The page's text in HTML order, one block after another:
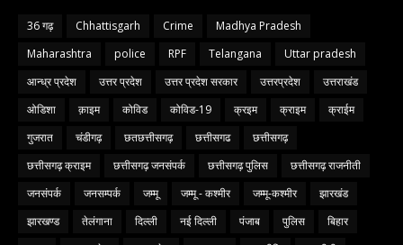
36 गढ़ Chhattisgarh Crime
Madhya Pradesh
Maharashtra
police RPF Telangana
Uttar pradesh
आन्ध्र प्रदेश
उत्तर प्रदेश उत्तर प्रदेश सरकार उत्तरप्रदेश
उत्तराखंड
ओडिशा
क़ाइम कोविड कोविड-19 क्रइम क्राइम
क्राईम
गुजरात
चंडीगढ़ छतछत्तीसगढ़ छत्तीसगढ
छत्तीसगढ़
छत्तीसगढ़ क्राइम
छत्तीसगढ़ जनसंपर्क छत्तीसगढ़ पुलिस
छत्तीसगढ़ राजनीती
जनसंपर्क
जनसम्पर्क जम्मू जम्मू - कश्मीर जम्मू-कश्मीर
झारखंड
झारखण्ड
तेलंगाना दिल्ली नई दिल्ली पंजाब पुलिस
बिहार